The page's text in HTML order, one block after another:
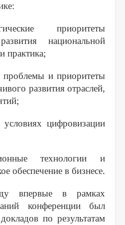
приоритеты
национальной
практика;
проблемы и приоритеты
развития отраслей,
цифровизации
технологии и
обеспечение в бизнесе.
впервые в рамках
конференции был
по результатам